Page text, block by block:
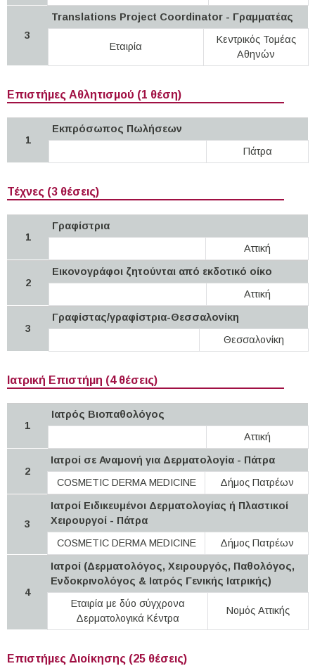
3
Translations Project Coordinator - Γραμματέας
Εταιρία
Κεντρικός Τομέας
Αθηνών
Επιστήμες Αθλητισμού (1 θέση)
1
Εκπρόσωπος Πωλήσεων
Πάτρα
Τέχνες (3 θέσεις)
1
Γραφίστρια
Αττική
2
Εικονογράφοι ζητούνται από εκδοτικό οίκο
Αττική
3
Γραφίστας/γραφίστρια-Θεσσαλονίκη
Θεσσαλονίκη
Ιατρική Επιστήμη (4 θέσεις)
1
Ιατρός Βιοπαθολόγος
Αττική
2
Ιατροί σε Αναμονή για Δερματολογία - Πάτρα
COSMETIC DERMA MEDICINE
Δήμος Πατρέων
3
Ιατροί Ειδικευμένοι Δερματολογίας ή Πλαστικοί
Χειρουργοί - Πάτρα
COSMETIC DERMA MEDICINE
Δήμος Πατρέων
4
Ιατροί (Δερματολόγος, Χειρουργός, Παθολόγος,
Ενδοκρινολόγος & Ιατρός Γενικής Ιατρικής)
Εταιρία με δύο σύγχρονα
Δερματολογικά Κέντρα
Νομός Αττικής
Επιστήμες Διοίκησης (25 θέσεις)